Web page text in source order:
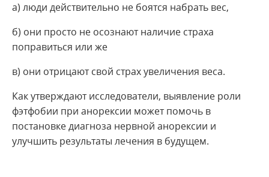
а) люди действительно не боятся набрать вес,
б) они просто не осознают наличие страха
поправиться или же
в) они отрицают свой страх увеличения веса.
Как утверждают исследователи, выявление роли
фэтфобии при анорексии может помочь в
постановке диагноза нервной анорексии и
улучшить результаты лечения в будущем.